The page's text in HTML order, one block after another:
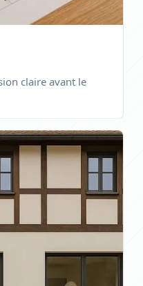
claire avant le